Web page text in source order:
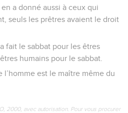
a donné aussi à ceux qui
seuls les prêtres avaient le droit
fait le sabbat pour les êtres
humains pour le sabbat.
l’homme est le maître même du
2000, avec autorisation. Pour vous procurer